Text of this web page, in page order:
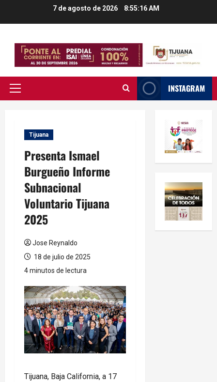
7 de agosto de 2026 8:55:17 AM
Menú
INSTAGRAM
Tijuana
Presenta Ismael
Burgueño Informe
Subnacional
Voluntario Tijuana
2025
Jose Reynaldo
18 de julio de 2025
4 minutos de lectura
Tijuana, Baja California, a 17